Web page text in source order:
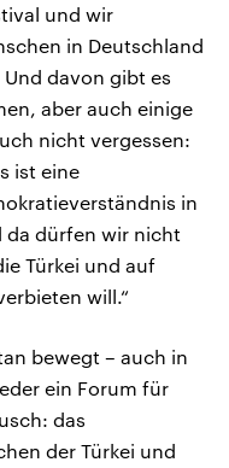
und wir
in Deutschland
davon gibt es
aber auch einige
nicht vergessen:
ist eine
in
da dürfen wir nicht
Türkei und auf
will.“
bewegt – auch in
ein Forum für
das
der Türkei und